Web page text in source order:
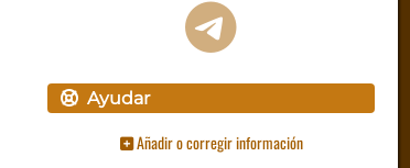
Ayudar
Añadir o corregir información